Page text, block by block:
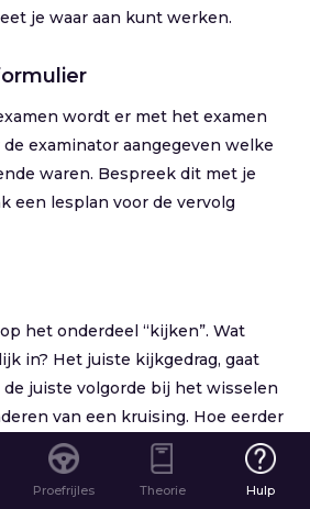
je waar aan kunt werken.
wordt er met het examen
examinator aangegeven welke
waren. Bespreek dit met je
een lesplan voor de vervolg
het onderdeel “kijken”. Wat
in? Het juiste kijkgedrag, gaat
juiste volgorde bij het wisselen
van een kruising. Hoe eerder
tijd je hebt om te beslissen wat jij
in het verkeer wordt herkend
maakt dat je het rijbewijs
Proefrijles Theorie Hulp